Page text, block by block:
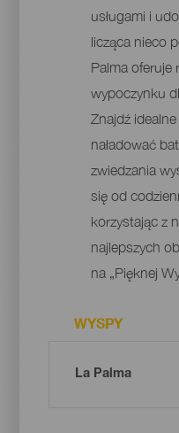
usługami i
licząca nieco
Palma oferuje
wypoczynku
Znajdź
naładować
zwiedzania
się od
korzystając z
najlepszych
na „Pięknej
WYSPY